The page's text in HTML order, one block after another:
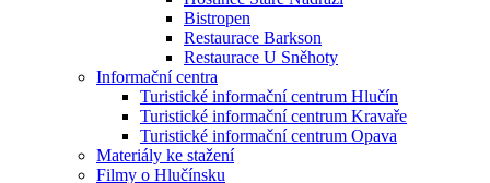
Bistropen
Restaurace Barkson
Restaurace U Sněhoty
Informační centra
Turistické informační centrum Hlučín
Turistické informační centrum Kravaře
Turistické informační centrum Opava
Materiály ke stažení
Filmy o Hlučínsku